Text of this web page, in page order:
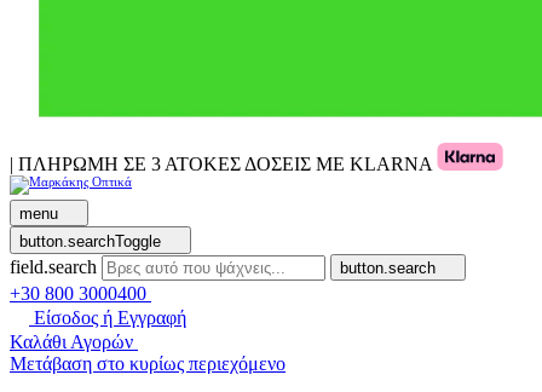
| ΠΛΗΡΩΜΗ ΣΕ 3 ΑΤΟΚΕΣ ΔΟΣΕΙΣ ΜΕ KLARNA
menu
button.searchToggle
field.search button.search
+30 800 3000400
Είσοδος ή Εγγραφή
Καλάθι Αγορών
Μετάβαση στο κυρίως περιεχόμενο